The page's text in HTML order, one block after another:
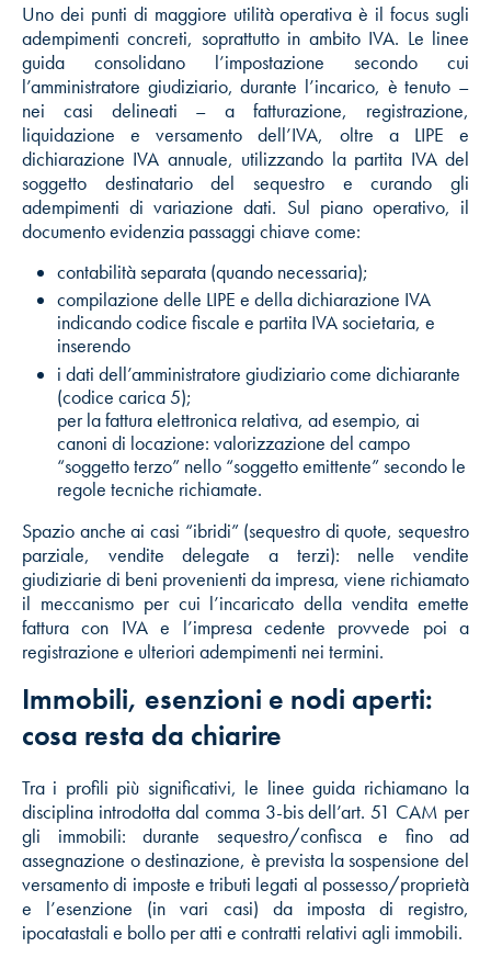
Uno dei punti di maggiore utilità operativa è il focus sugli
adempimenti concreti, soprattutto in ambito IVA. Le linee
guida consolidano l’impostazione secondo cui
l’amministratore giudiziario, durante l’incarico, è tenuto –
nei casi delineati – a fatturazione, registrazione,
liquidazione e versamento dell’IVA, oltre a LIPE e
dichiarazione IVA annuale, utilizzando la partita IVA del
soggetto destinatario del sequestro e curando gli
adempimenti di variazione dati. Sul piano operativo, il
documento evidenzia passaggi chiave come:
contabilità separata (quando necessaria);
compilazione delle LIPE e della dichiarazione IVA
indicando codice fiscale e partita IVA societaria, e
inserendo
i dati dell’amministratore giudiziario come dichiarante
(codice carica 5);
per la fattura elettronica relativa, ad esempio, ai
canoni di locazione: valorizzazione del campo
“soggetto terzo” nello “soggetto emittente” secondo le
regole tecniche richiamate.
Spazio anche ai casi “ibridi” (sequestro di quote, sequestro
parziale, vendite delegate a terzi): nelle vendite
giudiziarie di beni provenienti da impresa, viene richiamato
il meccanismo per cui l’incaricato della vendita emette
fattura con IVA e l’impresa cedente provvede poi a
registrazione e ulteriori adempimenti nei termini.
Immobili, esenzioni e nodi aperti:
cosa resta da chiarire
Tra i profili più significativi, le linee guida richiamano la
disciplina introdotta dal comma 3-bis dell’art. 51 CAM per
gli immobili: durante sequestro/confisca e fino ad
assegnazione o destinazione, è prevista la sospensione del
versamento di imposte e tributi legati al possesso/proprietà
e l’esenzione (in vari casi) da imposta di registro,
ipocatastali e bollo per atti e contratti relativi agli immobili.